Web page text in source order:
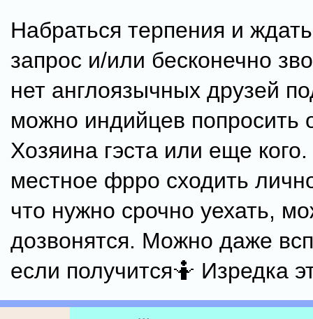
Набраться терпения и
запрос и/или бесконечно
нет англоязычных друзей
можно индийцев попросить
Хозяина гэста или еще
местное фрро сходить
что нужно срочно уехать,
дозвонятся. Можно даже
если получится🤷 Изредка